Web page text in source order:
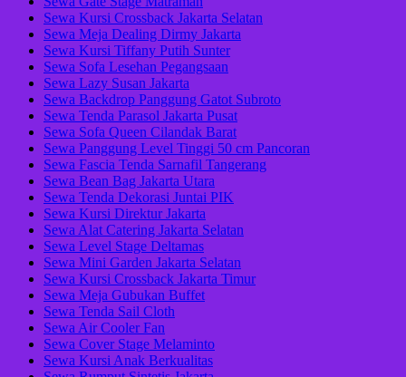
Sewa Kursi Crossback Jakarta Selatan
Sewa Meja Dealing Dirmy Jakarta
Sewa Kursi Tiffany Putih Sunter
Sewa Sofa Lesehan Pegangsaan
Sewa Lazy Susan Jakarta
Sewa Backdrop Panggung Gatot Subroto
Sewa Tenda Parasol Jakarta Pusat
Sewa Sofa Queen Cilandak Barat
Sewa Panggung Level Tinggi 50 cm Pancoran
Sewa Fascia Tenda Sarnafil Tangerang
Sewa Bean Bag Jakarta Utara
Sewa Tenda Dekorasi Juntai PIK
Sewa Kursi Direktur Jakarta
Sewa Alat Catering Jakarta Selatan
Sewa Level Stage Deltamas
Sewa Mini Garden Jakarta Selatan
Sewa Kursi Crossback Jakarta Timur
Sewa Meja Gubukan Buffet
Sewa Tenda Sail Cloth
Sewa Air Cooler Fan
Sewa Cover Stage Melaminto
Sewa Kursi Anak Berkualitas